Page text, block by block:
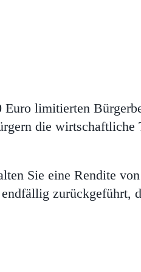
Euro limitierten
die wirtschaftliche
Sie eine Rendite
zurückgeführt,